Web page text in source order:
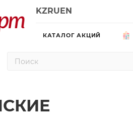
KZRUEN
КАТАЛОГ АКЦИЙ